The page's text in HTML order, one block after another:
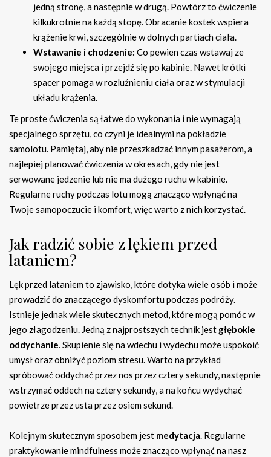
jedną stronę, a następnie w drugą. Powtórz to ćwiczenie
kilkukrotnie na każdą stopę. Obracanie kostek wspiera
krążenie krwi, szczególnie w dolnych partiach ciała.
Wstawanie i chodzenie: Co pewien czas wstawaj ze
swojego miejsca i przejdź się po kabinie. Nawet krótki
spacer pomaga w rozluźnieniu ciała oraz w stymulacji
układu krążenia.
Te proste ćwiczenia są łatwe do wykonania i nie wymagają
specjalnego sprzętu, co czyni je idealnymi na pokładzie
samolotu. Pamiętaj, aby nie przeszkadzać innym pasażerom, a
najlepiej planować ćwiczenia w okresach, gdy nie jest
serwowane jedzenie lub nie ma dużego ruchu w kabinie.
Regularne ruchy podczas lotu mogą znacząco wpłynąć na
Twoje samopoczucie i komfort, więc warto z nich korzystać.
Jak radzić sobie z lękiem przed
lataniem?
Lęk przed lataniem to zjawisko, które dotyka wiele osób i może
prowadzić do znaczącego dyskomfortu podczas podróży.
Istnieje jednak wiele skutecznych metod, które mogą pomóc w
jego złagodzeniu. Jedną z najprostszych technik jest głębokie
oddychanie. Skupienie się na wdechu i wydechu może uspokoić
umysł oraz obniżyć poziom stresu. Warto na przykład
spróbować oddychać przez nos przez cztery sekundy, następnie
wstrzymać oddech na cztery sekundy, a na końcu wydychać
powietrze przez usta przez osiem sekund.
Kolejnym skutecznym sposobem jest medytacja. Regularne
praktykowanie mindfulness może znacząco wpłynąć na nasz